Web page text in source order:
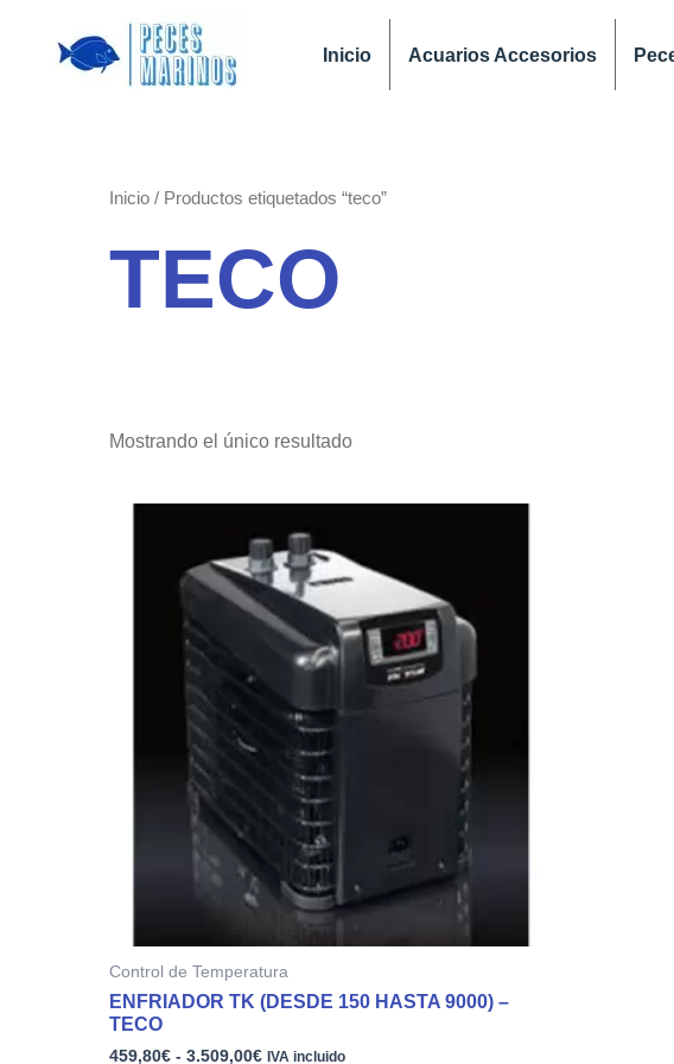
contenido
Inicio Acuarios Accesorios
Inicio / Productos etiquetados “teco”
TECO
Mostrando el único resultado
Control de Temperatura
ENFRIADOR TK (DESDE 150 HASTA 9000) –
TECO
459,80€ - 3.509,00€
de
precios:
desde
459,80€
hasta
3.509,00€
IVA incluido
tiene
múltiples
variantes.
Las
opciones